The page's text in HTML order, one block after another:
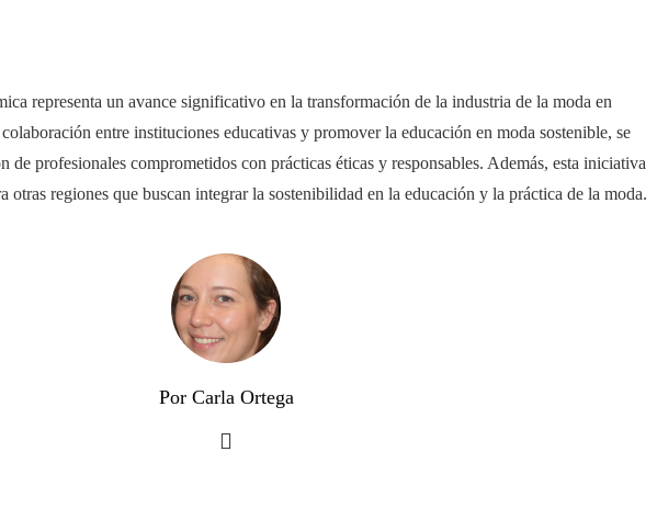
representa un avance significativo en la transformación de la industria de la moda en
entre instituciones educativas y promover la educación en moda sostenible, se
de profesionales comprometidos con prácticas éticas y responsables. Además, esta iniciativa
otras regiones que buscan integrar la sostenibilidad en la educación y la práctica de la moda.​
Por Carla Ortega